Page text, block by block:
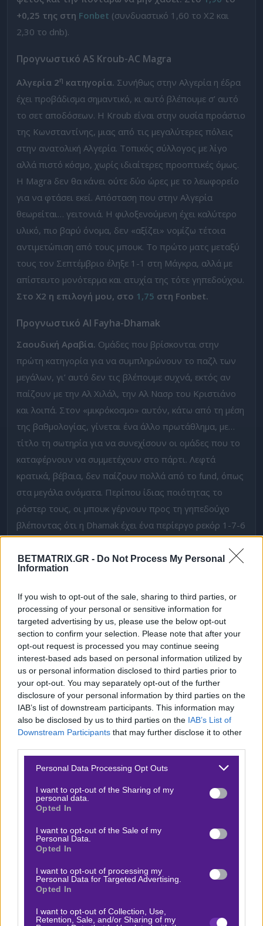
BETMATRIX.GR - Do Not Process My Personal
Information
If you wish to opt-out of the sale, sharing to third parties, or
processing of your personal or sensitive information for
targeted advertising by us, please use the below opt-out
section to confirm your selection. Please note that after your
opt-out request is processed you may continue seeing
interest-based ads based on personal information utilized by
us or personal information disclosed to third parties prior to
your opt-out. You may separately opt-out of the further
disclosure of your personal information by third parties on the
IAB’s list of downstream participants. This information may
also be disclosed by us to third parties on the IAB’s List of
Downstream Participants that may further disclose it to other
Please note that this website/app uses one or more Google
not limited to your visit or usage behaviour. You may click to
grant or deny consent to Google and its third-party tags to
use your data for below specified purposes in below Google
consent section.
Personal Data Processing Opt Outs
I want to opt-out of the Sharing of my
personal data.
Opted In
I want to opt-out of the Sale of my
Personal Data.
Opted In
I want to opt-out of processing my
Personal Data for Targeted Advertising.
Opted In
I want to opt-out of Collection, Use,
Retention, Sale, and/or Sharing of my
+0,25 της στη Fonbet (συνδυαστικό 1,60 το Χ2 και
2,30 το dnb).
Προγνωστικό AS Kroub-AC Magra
Αλγερία 2η κατηγορία. Συνήθως στην Αλγερία η έδρα
έχει προβάδισμα σημαντικό, κι αυτό βλέπουμε σ’ αυτό
το σετ αποδόσεων. Η Kroub είναι στην ουσία προάστιο
της Κωνσταντίνης, μιας από τις μεγαλύτερες πόλεις
στην ανατολική Αλγερία. Τοπικός σύλλογος με λίγο
αλλά πιστό κόσμο, χωρίς ιδιαίτερες προοπτικές όμως.
Η Magra δεν θα κάνει ούτε δύο ώρες με το λεωφορείο
για να φτάσει εκεί. Απόσταση που στην Αλγερία
θεωρείται… γειτονιά. Η φιλοξενούμενη έχει καλύτερο
υλικό, πιο βαρύ όνομα, δεν «αξίζει» νομίζω τέτοια
αντιμετώπιση από τους μπουκ. Το πρώτο ματς μεταξύ
τους τον Σεπτέμβριο έληξε 1-1 στη Μάγκρα, αλλά με
απίστευτο μονότερμα και ατυχία της τότε γηπεδούχου.
Στο Χ2 η επιλογή μου, στο 1,75 στη Fonbet.
Προγνωστικό Al Fayha-Dhamak
Σαουδική Αραβία. Ομάδες που βρίσκονται στην
πρώτη κατηγορία για να συμπληρώνουν το παζλ των
μεγάλων, γι’ αυτό δεν τις βλέπουμε συχνά, εκτός αν
παίζουν με την Αλ Χιλάλ, την Αλ Νασρ του Κριστιάνο
και λοιπά. Στον «μικρόκοσμο» αυτόν, κάτω από τη μέση
της βαθμολογίας, γίνεται ένα άλλο πρωτάθλημα, με…
τίτλο τη σωτηρία για να συνεχίσουν οι ομάδες που το
καταφέρνουν να συμμετέχουν στο πάρτι. Λεφτά
κρατικά, βέβαια, δεν παίζουν πολλά από το fund, όπως
στα μεγάλα ονόματα. Περίπου ίδιας ποιότητας το
ρόστερ τους, οι μπουκ γέρνουν προς τη γηπεδούχο
βλέποντας ότι η Dhamak έχει ένα περίεργο ρεκόρ 1-7-6
στη λίγκα, πλην όμως εκτός έδρας έχει πάρει
περισσότερους βαθμούς από εντός και στην ουσία,
λόγω έλλειψης κόσμου, δεν υπάρχει πίεση.
στην έδρα της Al Fayha από το 2005 μόνο σε δύο έχουν
επικρατήσει οι γηπεδούχοι.Στο1,90το Χ2 της
Dhamak στη Fonbet.
ΠρογνωστικόAl Quwa Al Jawiya-Al Shorta
Ιράκ.Το… Παναθηναϊκός-Ολυμπιακός της χώρας,
ειδικά τα τελευταία χρόνια. Δύο ομάδες από τη
Βαγδάτη, με παραδοσιακές σχέσης με τους αρμούς του
κράτους (η πρώτη είναι η ομάδα της αεροπορίας και η
δεύτερη της αστυνομίας). Από τα μεγαλύτερα ντέρμπι
της περιοχής ολόκληρης. Νομίζω ότι δεν χρειάζεται να
γράψουμε πολλά. Μόνο κάτι που στοιχηματικά δεν
ενδιαφέρει και τόσο, αλλά ενδεχομένως να μας κάνει
ομάδων! Τέλος πάντων… Αυτόν τον φαβοριτισμό της Al
Shorta δεν τον καταλαβαίνω, μπορεί να’ χει μεγαλύτερη
ευχέρεια στο γκολ, αλλά σε τέτοια ντέρμπι παίζουν
ρόλο και άλλα πράγματα. Οπότε πάμε με το 1Χ της